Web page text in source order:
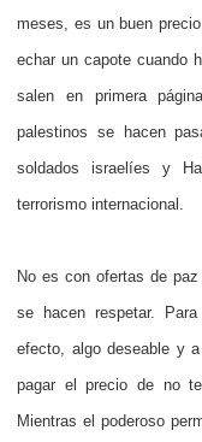
meses, es un buen
echar un capote cuando
salen en primera
palestinos se hacen
soldados israelíes y
terrorismo internacional.
No es con ofertas de
se hacen respetar.
efecto, algo deseable y
pagar el precio de no
Mientras el poderoso